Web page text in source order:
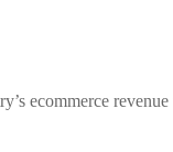
ecommerce